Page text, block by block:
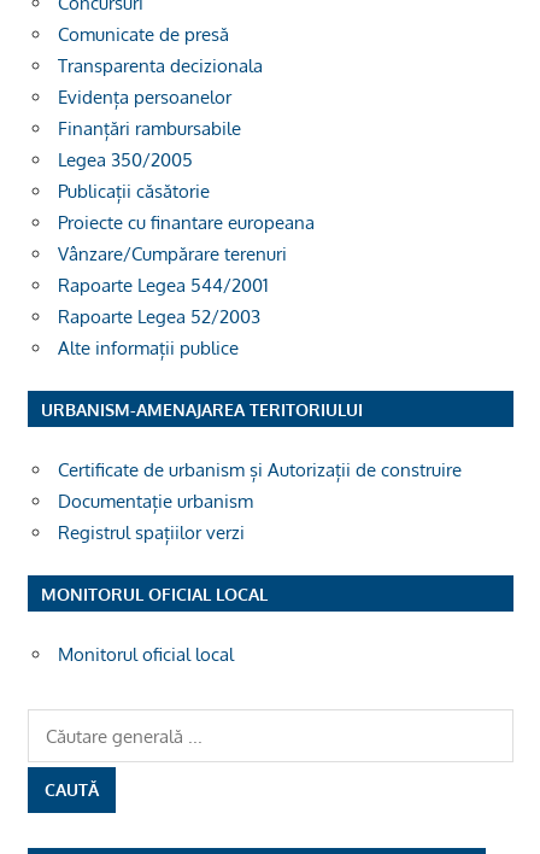
Comunicate de presă
Transparenta decizionala
Evidența persoanelor
Finanțări rambursabile
Legea 350/2005
Publicații căsătorie
Proiecte cu finantare europeana
Vânzare/Cumpărare terenuri
Rapoarte Legea 544/2001
Rapoarte Legea 52/2003
Alte informații publice
URBANISM-AMENAJAREA TERITORIULUI
Certificate de urbanism și Autorizații de construire
Documentație urbanism
Registrul spațiilor verzi
MONITORUL OFICIAL LOCAL
Monitorul oficial local